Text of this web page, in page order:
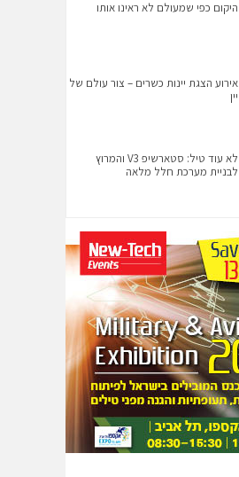
היקום כפי שמעולם לא ראינו אותו
אירוע הצגת יינות כשרים – צור עולם של
יין
לא עוד טיל: סטארשיפ V3 והמרוץ
לבניית מערכת חלל מלאה